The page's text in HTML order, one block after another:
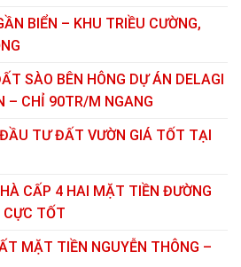
BIỂN – KHU TRIỀU CƯỜNG,
SÀO BÊN HÔNG DỰ ÁN DELAGI
– CHỈ 90TR/M NGANG
TƯ ĐẤT VƯỜN GIÁ TỐT TẠI
CẤP 4 HAI MẶT TIỀN ĐƯỜNG
CỰC TỐT
MẶT TIỀN NGUYỄN THÔNG –